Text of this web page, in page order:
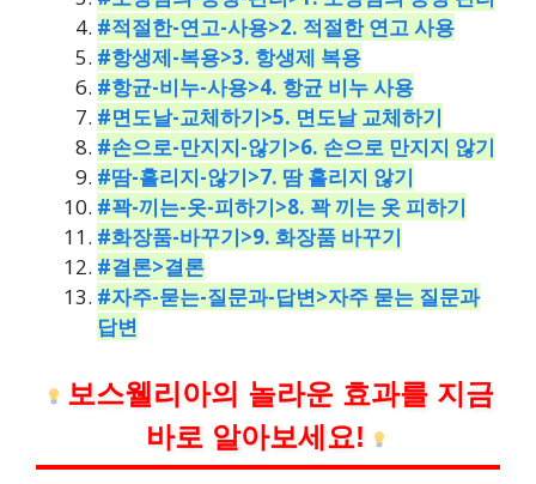
#적절한-연고-사용>2. 적절한 연고 사용
#항생제-복용>3. 항생제 복용
#항균-비누-사용>4. 항균 비누 사용
#면도날-교체하기>5. 면도날 교체하기
#손으로-만지지-않기>6. 손으로 만지지 않기
#땀-흘리지-않기>7. 땀 흘리지 않기
#꽉-끼는-옷-피하기>8. 꽉 끼는 옷 피하기
#화장품-바꾸기>9. 화장품 바꾸기
#결론>결론
#자주-묻는-질문과-답변>자주 묻는 질문과
답변
보스웰리아의 놀라운 효과를 지금
바로 알아보세요!